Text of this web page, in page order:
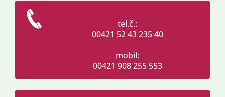
tel.č.:
00421 52 43 235 40
mobil:
00421 908 255 553